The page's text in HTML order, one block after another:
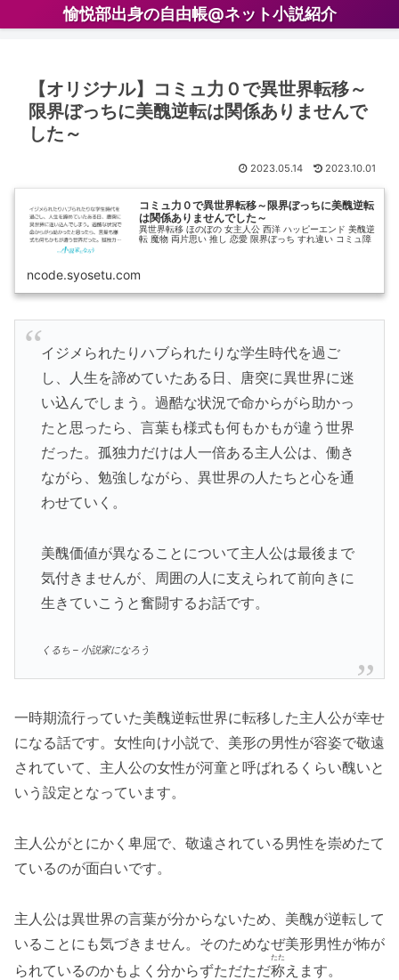
愉悦部出身の自由帳@ネット小説紹介
【オリジナル】コミュ力０で異世界転移～
限界ぼっちに美醜逆転は関係ありませんで
した～
2023.05.14 2023.10.01
コミュ力０で異世界転移～限界ぼっちに美醜逆転
は関係ありませんでした～
異世界転移 ほのぼの 女主人公 西洋 ハッピーエンド 美醜逆
転 魔物 両片思い 推し 恋愛 限界ぼっち すれ違い コミュ障
ncode.syosetu.com
イジメられたりハブられたりな学生時代を過ご
し、人生を諦めていたある日、唐突に異世界に迷
い込んでしまう。過酷な状況で命からがら助かっ
たと思ったら、言葉も様式も何もかもが違う世界
だった。孤独力だけは人一倍ある主人公は、働き
ながら、勉強しながら、異世界の人たちと心を通
わせていく。
美醜価値が異なることについて主人公は最後まで
気付きませんが、周囲の人に支えられて前向きに
生きていこうと奮闘するお話です。
くるち – 小説家になろう
一時期流行っていた美醜逆転世界に転移した主人公が幸せ
になる話です。女性向け小説で、美形の男性が容姿で敬遠
されていて、主人公の女性が河童と呼ばれるくらい醜いと
いう設定となっています。
主人公がとにかく卑屈で、敬遠されている男性を崇めたて
ているのが面白いです。
主人公は異世界の言葉が分からないため、美醜が逆転して
いることにも気づきません。そのためなぜ美形男性が怖が
られているのかもよく分からずただただ称
たた
えます。